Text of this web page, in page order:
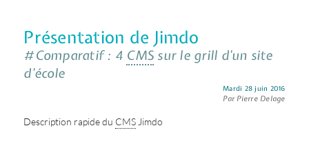
Présentation de Jimdo
#Comparatif : 4 CMS sur le grill d’un site
d’école
Mardi 28 juin 2016
Par Pierre Delage
Description rapide du CMS Jimdo